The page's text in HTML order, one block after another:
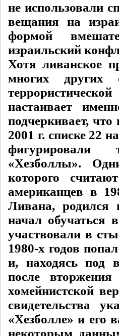
не использовали
вещания на
формой
израильский
Хотя ливанское
многих других
настаивает
подчеркивает,
2001 г. списке 22
фигурировали
«Хезболлы».
которого
американцев в
Ливана, родился
начал обучаться
участвовали в
1980-х годов
и, находясь под
после
хомейнистской
свидетельства
«Хезболле» и его